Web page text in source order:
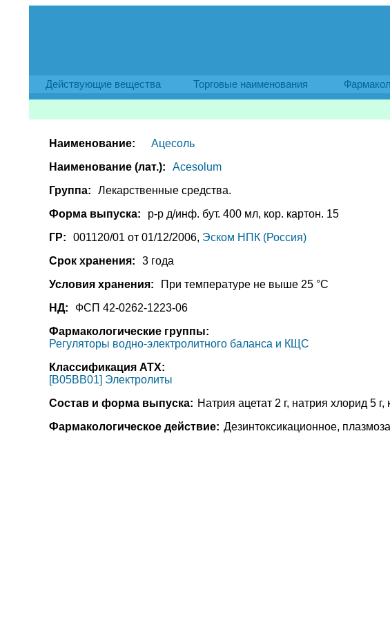
Действующие вещества Торговые наименования
Наименование:
Ацесоль
Наименование (лат.):
Acesolum
Группа:
Лекарственные средства.
Форма выпуска:
р-р д/инф. бут. 400 мл, кор. картон. 15
ГР:
001120/01 от 01/12/2006, Эском НПК (Россия)
Срок хранения:
3 года
Условия хранения:
При температуре не выше 25 °C
НД:
ФСП 42-0262-1223-06
Фармакологические группы:
Регуляторы водно-электролитного баланса и КЩС
Классификация АТХ:
[B05BB01] Электролиты
Состав и форма выпуска: Натрия ацетат 2 г, натрия хлорид 5
Фармакологическое действие: Дезинтоксикационное,